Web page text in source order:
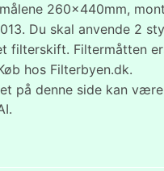
260x440mm,
Du skal anvende 2
filterskift. Filtermåtten
hos Filterbyen.dk.
på denne side kan